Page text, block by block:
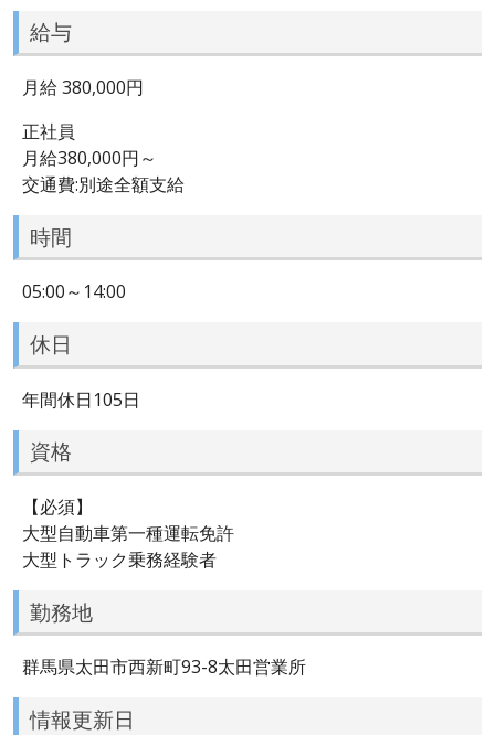
給与
月給 380,000円
正社員
月給380,000円～
交通費:別途全額支給
時間
05:00～14:00
休日
年間休日105日
資格
【必須】
大型自動車第一種運転免許
大型トラック乗務経験者
勤務地
群馬県太田市西新町93-8太田営業所
情報更新日